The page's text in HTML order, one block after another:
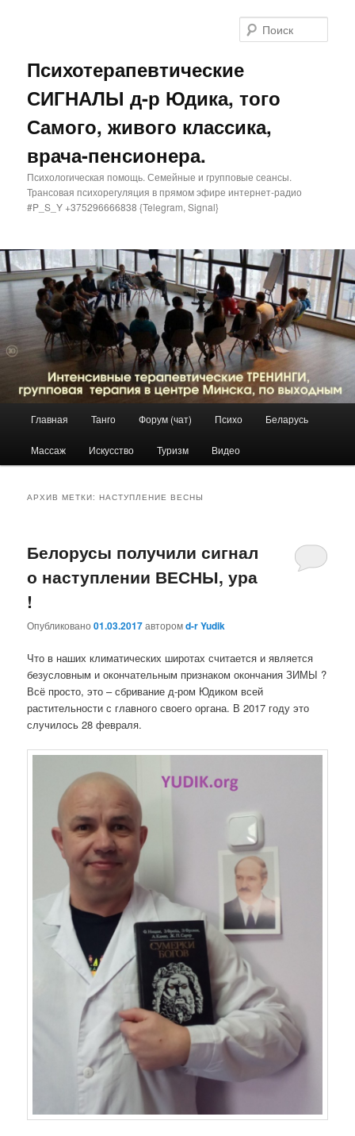
Психотерапевтические
СИГНАЛЫ д-р Юдика, того
Самого, живого классика,
врача-пенсионера.
Психологическая помощь. Семейные и групповые сеансы.
Трансовая психорегуляция в прямом эфире интернет-радио
#P_S_Y +375296666838 {Telegram, Signal}
Перейти
к
Перейти
к
Главная Танго Форум (чат) Психо Беларусь
Массаж Искусство Туризм Видео
АРХИВ МЕТКИ:НАСТУПЛЕНИЕ ВЕСНЫ
Белорусы получили сигнал
о наступлении ВЕСНЫ, ура
!
Опубликовано01.03.2017авторомd-r Yudik
Что в наших климатических широтах считается и является
безусловным и окончательным признаком окончания ЗИМЫ ?
Всё просто, это – сбривание д-ром Юдиком всей
растительности с главного своего органа. В 2017 году это
случилось 28 февраля.